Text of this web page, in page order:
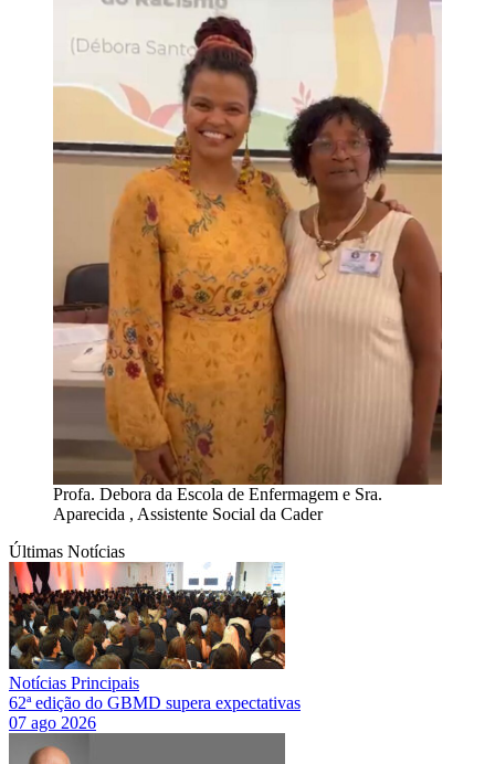
Profa. Debora da Escola de Enfermagem e Sra.
Aparecida , Assistente Social da Cader
Últimas Notícias
Notícias Principais
62ª edição do GBMD supera expectativas
07 ago 2026